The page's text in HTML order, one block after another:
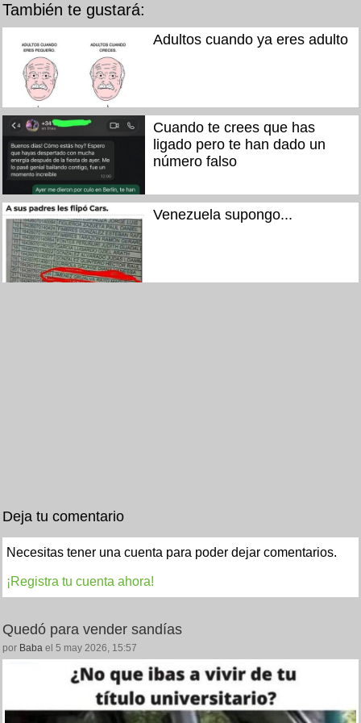
También te gustará:
Adultos cuando ya eres adulto
Cuando te crees que has
ligado pero te han dado un
número falso
Venezuela supongo...
Deja tu comentario
Necesitas tener una cuenta para poder dejar comentarios.
¡Registra tu cuenta ahora!
Quedó para vender sandías
por Baba el 5 may 2026, 15:57